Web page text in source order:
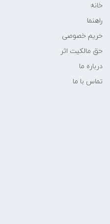
خانه
راهنما
حریم خصوصی
حق مالکیت اثر
درباره ما
تماس با ما